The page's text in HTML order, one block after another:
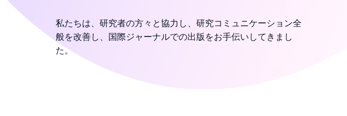
私たちは、研究者の方々と協力し、研究コミュニケーション全
般を改善し、国際ジャーナルでの出版をお手伝いしてきまし
た。